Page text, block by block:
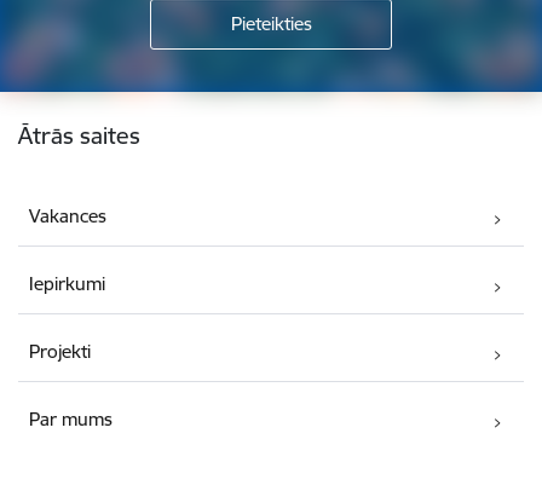
Kājene
Ātrās saites
Vakances
Iepirkumi
Projekti
Par mums